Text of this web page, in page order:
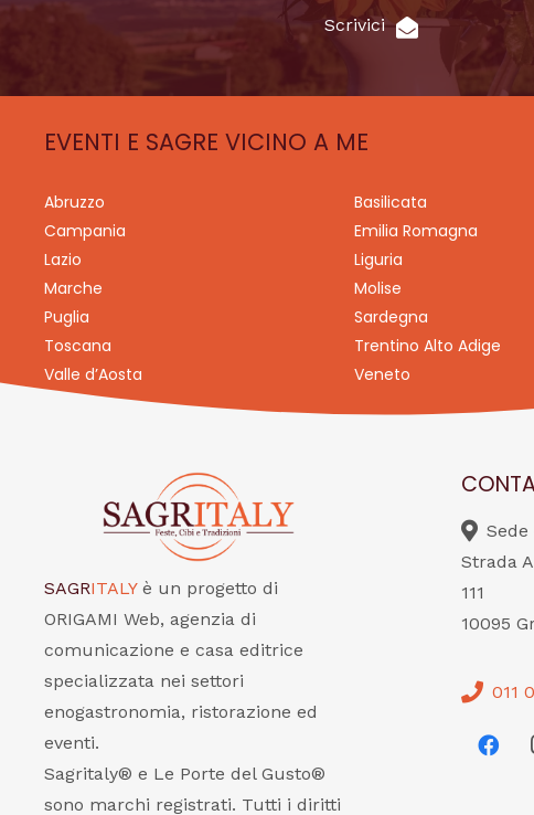
Scrivici
EVENTI E SAGRE VICINO A ME
Abruzzo Basilicata
Campania
Emilia Romagna
Lazio
Liguria
Marche
Molise
Puglia
Sardegna
Toscana
Trentino Alto Adige
Valle d’Aosta
Veneto
SAGRITALY è un progetto di
ORIGAMI Web, agenzia di
comunicazione e casa editrice
specializzata nei settori
enogastronomia, ristorazione ed
eventi.
Sagritaly® e Le Porte del Gusto®
sono marchi registrati. Tutti i diritti
Sede
Strada
111
10095
011